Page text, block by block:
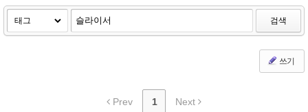
검색
쓰기
Prev 1 Next